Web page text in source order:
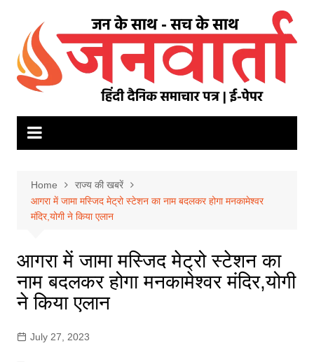
content
Home
राज्य की खबरें
आगरा में जामा मस्जिद मेट्रो स्टेशन का नाम बदलकर होगा मनकामेश्वर
मंदिर,योगी ने किया एलान
आगरा में जामा मस्जिद मेट्रो स्टेशन का
नाम बदलकर होगा मनकामेश्वर मंदिर,योगी
ने किया एलान
July 27, 2023